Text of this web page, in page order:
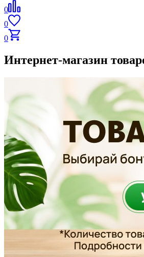
0
0
0
Интернет-магазин